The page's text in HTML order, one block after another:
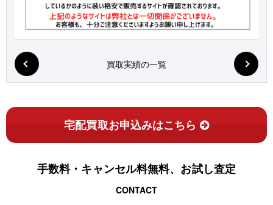
買取実績の一覧
宅配買取お申込みはこちら
手数料・キャンセル料無料、お試し査定
CONTACT